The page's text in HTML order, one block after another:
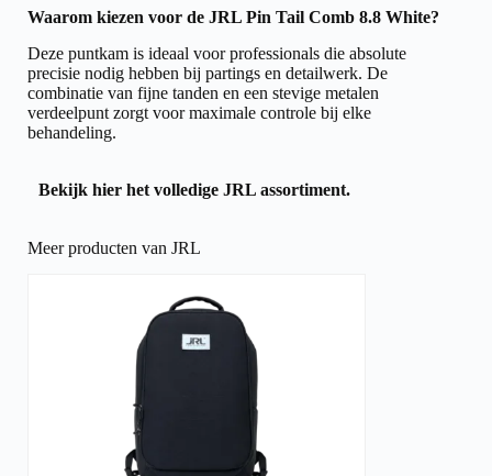
Waarom kiezen voor de JRL Pin Tail Comb 8.8 White?
Deze puntkam is ideaal voor professionals die absolute
precisie nodig hebben bij partings en detailwerk. De
combinatie van fijne tanden en een stevige metalen
verdeelpunt zorgt voor maximale controle bij elke
behandeling.
Bekijk hier het volledige JRL assortiment.
Meer producten van JRL